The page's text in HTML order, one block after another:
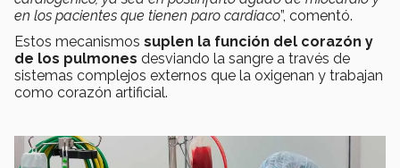
en los pacientes que tienen paro cardiaco”, comentó.
Estos mecanismos suplen la función del corazón y
de los pulmones desviando la sangre a través de
sistemas complejos externos que la oxigenan y trabajan
como corazón artificial.